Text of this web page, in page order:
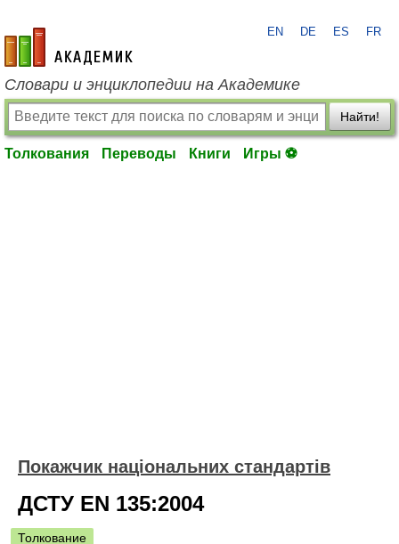
academic.ru
EN DE ES FR
Словари и энциклопедии на Академике
Найти!
Толкования Переводы Книги Игры ⚽
Покажчик національних стандартів
ДСТУ EN 135:2004
Толкование